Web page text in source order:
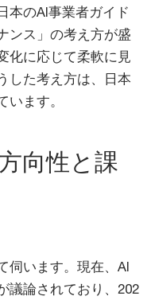
本のAI事業者ガイド
ンス」の考え方が盛
化に応じて柔軟に見
した考え方は、日本
ます。
向性と課
伺います。現在、AI
議論されており、202